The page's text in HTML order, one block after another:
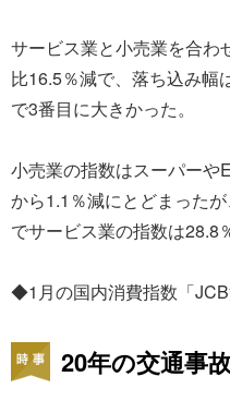
サービス業と小売業を合わ
比16.5％減で、落ち込み幅
で3番目に大きかった。
小売業の指数はスーパーや
から1.1％減にとどまった
でサービス業の指数は28.8
◆1月の国内消費指数「
20年の交通事